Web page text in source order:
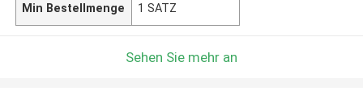
Min Bestellmenge 1 SATZ
Sehen Sie mehr an